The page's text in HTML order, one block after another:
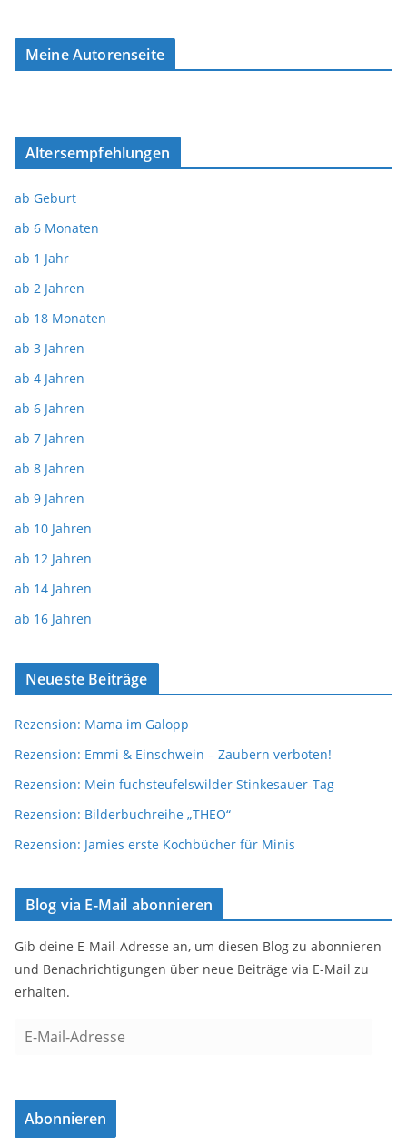
Meine Autorenseite
Altersempfehlungen
ab Geburt
ab 6 Monaten
ab 1 Jahr
ab 2 Jahren
ab 18 Monaten
ab 3 Jahren
ab 4 Jahren
ab 6 Jahren
ab 7 Jahren
ab 8 Jahren
ab 9 Jahren
ab 10 Jahren
ab 12 Jahren
ab 14 Jahren
ab 16 Jahren
Neueste Beiträge
Rezension: Mama im Galopp
Rezension: Emmi & Einschwein – Zaubern verboten!
Rezension: Mein fuchsteufelswilder Stinkesauer-Tag
Rezension: Bilderbuchreihe „THEO“
Rezension: Jamies erste Kochbücher für Minis
Blog via E-Mail abonnieren
Gib deine E-Mail-Adresse an, um diesen Blog zu abonnieren
und Benachrichtigungen über neue Beiträge via E-Mail zu
erhalten.
a
l
Abonnieren